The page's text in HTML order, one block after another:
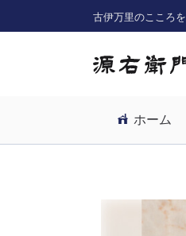
古伊万里のこころ
ホーム